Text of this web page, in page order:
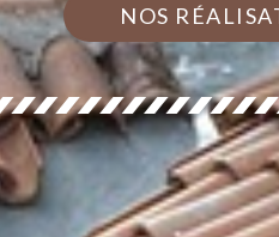
NOS